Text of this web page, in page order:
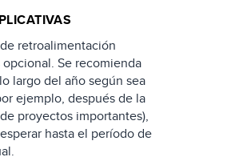
retroalimentación
Se recomienda
largo del año según sea
ejemplo, después de la
proyectos importantes),
hasta el período de